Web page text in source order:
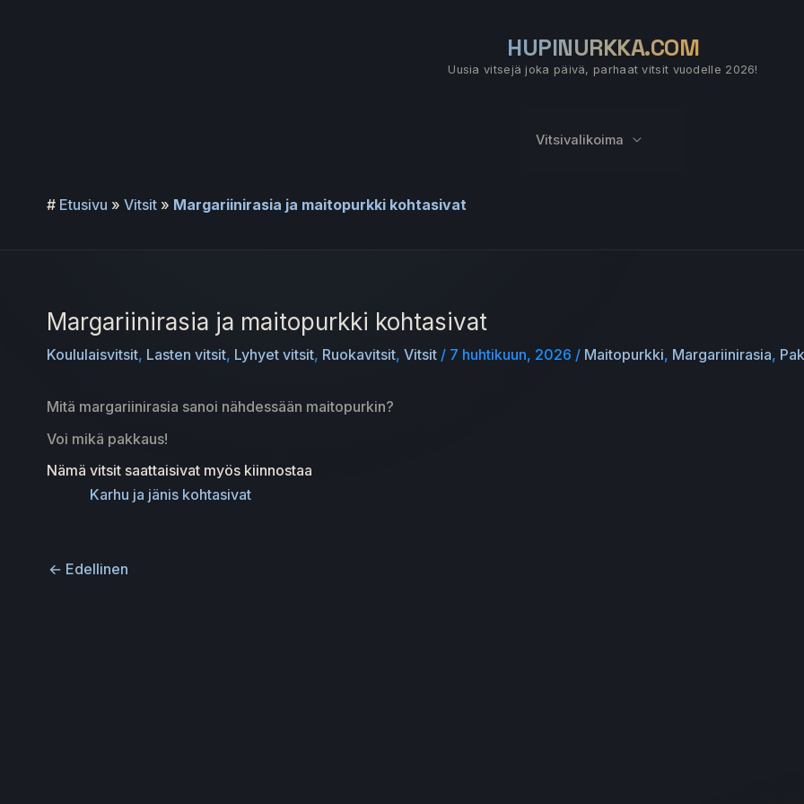
HUPINURKKA.COM
Uusia vitsejä joka päivä, parhaat vitsit vuodelle 2026!
Vitsivalikoima
# Etusivu » Vitsit » Margariinirasia ja maitopurkki kohtasivat
Margariinirasia ja maitopurkki kohtasivat
Koululaisvitsit, Lasten vitsit, Lyhyet vitsit, Ruokavitsit, Vitsit / 7 huhtikuun, 2026 / Maitopurkki, Margariinirasia,
Mitä margariinirasia sanoi nähdessään maitopurkin?
Voi mikä pakkaus!
Nämä vitsit saattaisivat myös kiinnostaa
Karhu ja jänis kohtasivat
← Edellinen